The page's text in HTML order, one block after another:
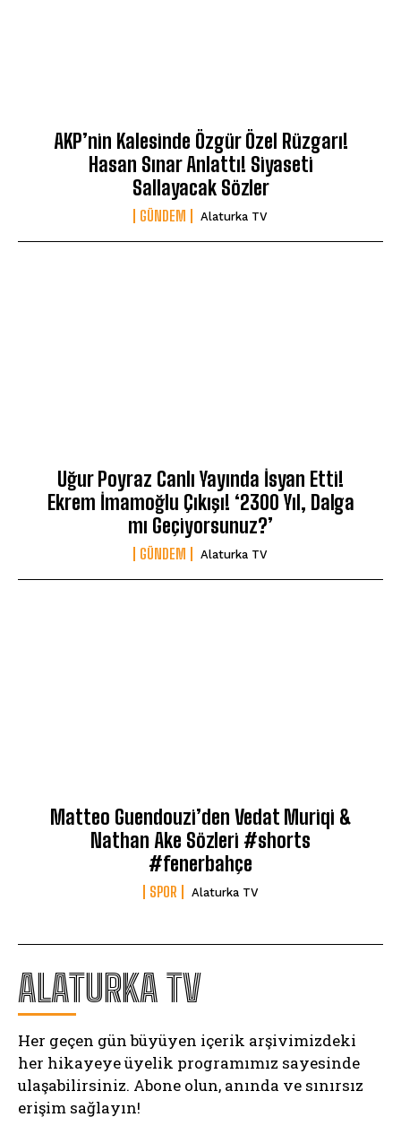
AKP’nin Kalesinde Özgür Özel Rüzgarı!
Hasan Sınar Anlattı! Siyaseti
Sallayacak Sözler
GÜNDEM Alaturka TV
Uğur Poyraz Canlı Yayında İsyan Etti!
Ekrem İmamoğlu Çıkışı! ‘2300 Yıl, Dalga
mı Geçiyorsunuz?’
GÜNDEM Alaturka TV
Matteo Guendouzi’den Vedat Muriqi &
Nathan Ake Sözleri #shorts
#fenerbahçe
SPOR Alaturka TV
ALATURKA TV
Her geçen gün büyüyen içerik arşivimizdeki
her hikayeye üyelik programımız sayesinde
ulaşabilirsiniz. Abone olun, anında ve sınırsız
erişim sağlayın!